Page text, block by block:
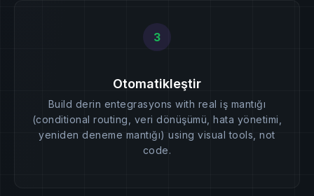
3
Otomatikleştir
Build derin entegrasyons with real iş mantığı
(conditional routing, veri dönüşümü, hata yönetimi,
yeniden deneme mantığı) using visual tools, not
code.